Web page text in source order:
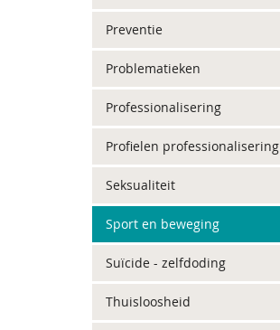
Preventie
Problematieken
Professionalisering
Profielen professionalisering
Seksualiteit
Sport en beweging
Suïcide - zelfdoding
Thuisloosheid